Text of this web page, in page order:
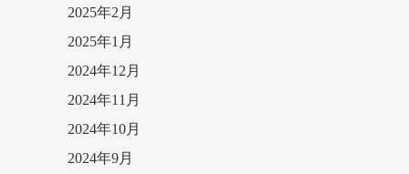
2025年2月
2025年1月
2024年12月
2024年11月
2024年10月
2024年9月